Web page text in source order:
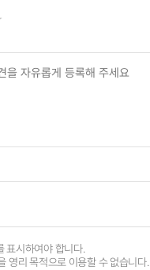
표시하여야 합니다.
영리 목적으로 이용할 수 없습니다.